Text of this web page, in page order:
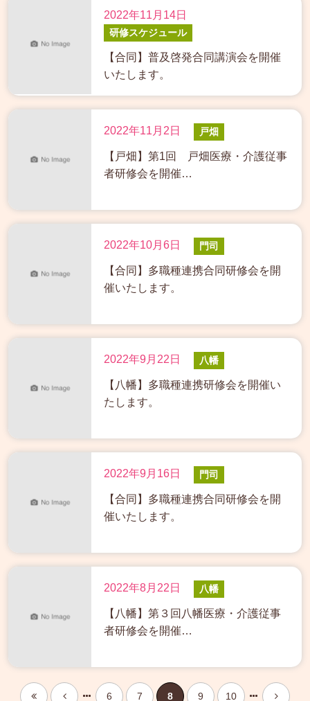
2022年11月14日
研修スケジュール
【合同】普及啓発合同講演会を開催
いたします。
2022年11月2日 戸畑
【戸畑】第1回 戸畑医療・介護従事
者研修会を開催…
2022年10月6日 門司
【合同】多職種連携合同研修会を開
催いたします。
2022年9月22日 八幡
【八幡】多職種連携研修会を開催い
たします。
2022年9月16日 門司
【合同】多職種連携合同研修会を開
催いたします。
2022年8月22日 八幡
【八幡】第３回八幡医療・介護従事
者研修会を開催…
6 7 8 9 10